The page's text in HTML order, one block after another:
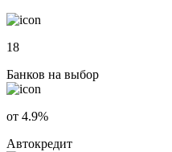
18
Банков на выбор
от 4.9%
Автокредит